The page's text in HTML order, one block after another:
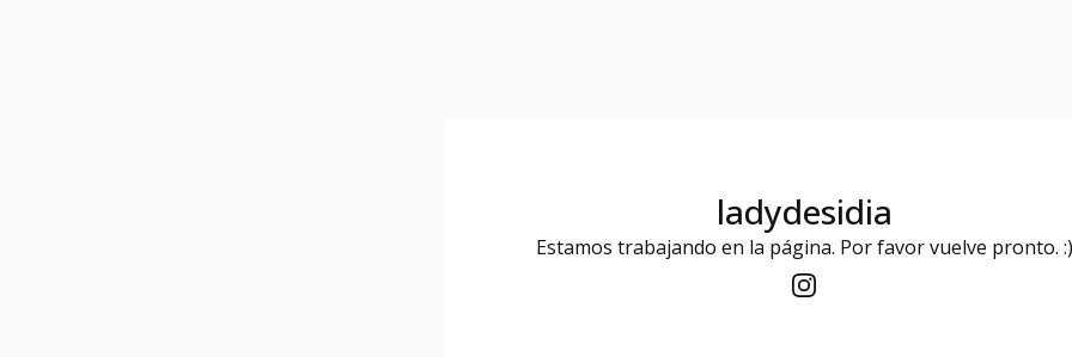
ladydesidia
Estamos trabajando en la página. Por favor vuelve pronto. :)